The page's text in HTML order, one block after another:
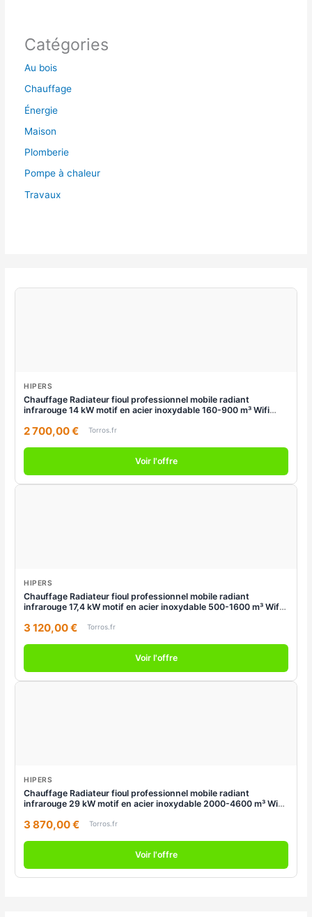
Catégories
Au bois
Chauffage
Énergie
Maison
Plomberie
Pompe à chaleur
Travaux
HIPERS
Chauffage Radiateur fioul professionnel mobile radiant
infrarouge 14 kW motif en acier inoxydable 160-900 m³ Wifi
2 700,00 € Torros.fr
Voir l'offre
HIPERS
Chauffage Radiateur fioul professionnel mobile radiant
infrarouge 17,4 kW motif en acier inoxydable 500-1600 m³ Wifi
3 120,00 € Torros.fr
Voir l'offre
HIPERS
Chauffage Radiateur fioul professionnel mobile radiant
infrarouge 29 kW motif en acier inoxydable 2000-4600 m³ Wifi
3 870,00 € Torros.fr
Voir l'offre